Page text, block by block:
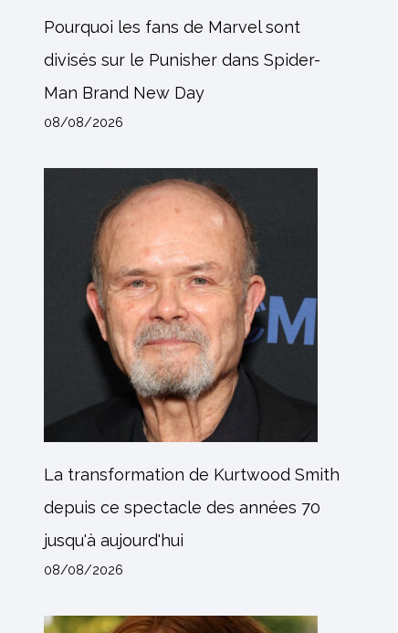
Pourquoi les fans de Marvel sont
divisés sur le Punisher dans Spider-
Man Brand New Day
08/08/2026
La transformation de Kurtwood Smith
depuis ce spectacle des années 70
jusqu'à aujourd'hui
08/08/2026